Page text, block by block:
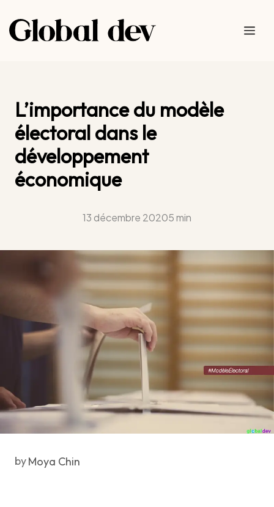
au
contenu
L’importance du modèle
électoral dans le
développement
économique
13 décembre 20205 min
byMoya Chin